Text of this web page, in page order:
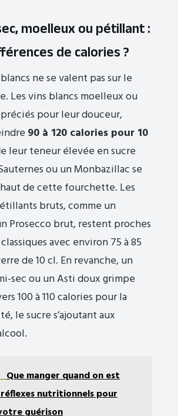
moelleux ou pétillant :
de calories ?
ne se valent pas sur le
Les vins blancs moelleux ou
pour leur douceur,
90 à 120 calories pour 10
leur teneur élevée en sucre
ou un Monbazillac se
de cette fourchette. Les
bruts, comme un
Prosecco brut, restent proches
avec environ 75 à 85
de 10 cl. En revanche, un
sec ou un Asti doux grimpe
100 à 110 calories pour la
le sucre s’ajoutant aux
Que manger quand on est
nutritionnels pour
guérison